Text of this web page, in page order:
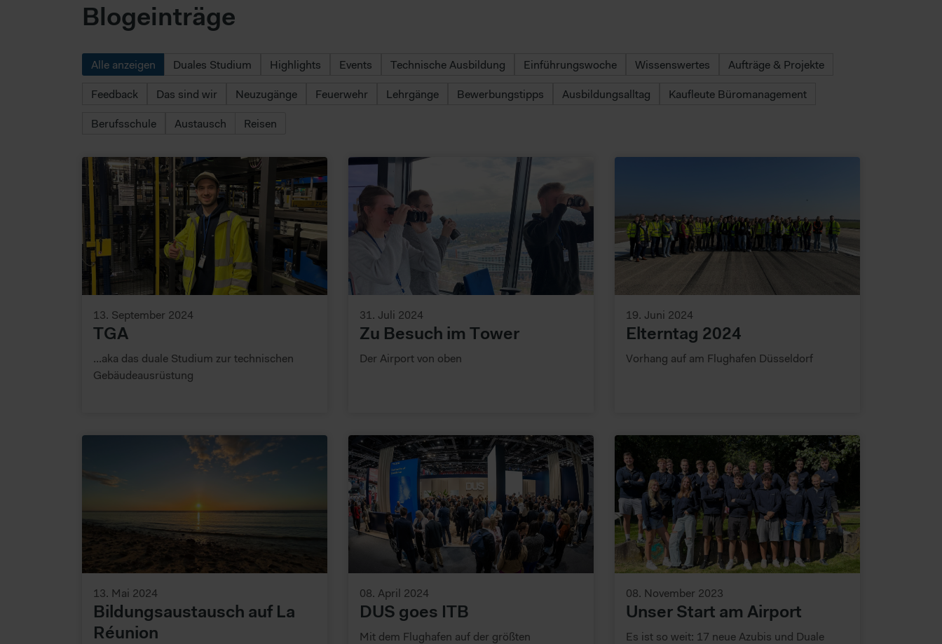
Blogeinträge
Alle anzeigen Duales Studium Highlights Events Technische Ausbildung Einführungswoche Wissenswertes Aufträge & Projekte
Feedback Das sind wir Neuzugänge Feuerwehr Lehrgänge Bewerbungstipps Ausbildungsalltag Kaufleute Büromanagement
Berufsschule Austausch Reisen
13. September 2024
TGA
...aka das duale Studium zur technischen
Gebäudeausrüstung
31. Juli 2024
Zu Besuch im Tower
Der Airport von oben
19. Juni 2024
Elterntag 2024
Vorhang auf am Flughafen Düsseldorf
13. Mai 2024
Bildungsaustausch auf La
Réunion
08. April 2024
DUS goes ITB
Mit dem Flughafen auf der größten
08. November 2023
Unser Start am Airport
Es ist so weit: 17 neue Azubis und Duale